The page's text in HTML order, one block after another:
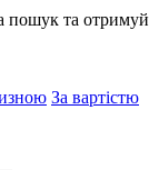
пошук та
За вартістю